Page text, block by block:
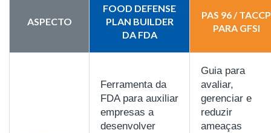
ASPECTO
FOOD DEFENSE
PLAN BUILDER
DA FDA
PAS 96 / TACCP
PARA GFSI
Ferramenta da
FDA para auxiliar
empresas a
desenvolver
Guia para
avaliar,
gerenciar e
reduzir
ameaças